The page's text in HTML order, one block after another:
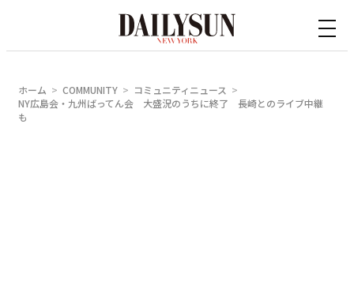
ホーム COMMUNITY
コミュニティニュース
NY広島会・九州ばってん会 大盛況のうちに終了 長崎とのライブ中継
も